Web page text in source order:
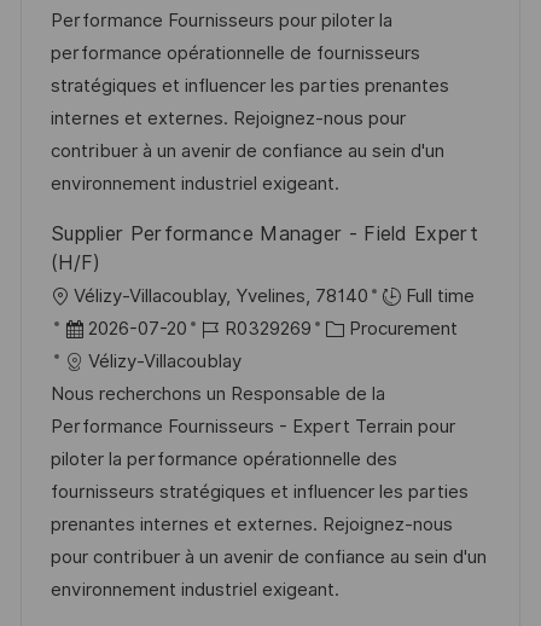
n
g
u
m
d
e
r
V
r
f
e
-
I
D
e
g
o
r
i
e
Performance Fournisseurs pour piloter la
performance opérationnelle de fournisseurs
stratégiques et influencer les parties prenantes
internes et externes. Rejoignez-nous pour
contribuer à un avenir de confiance au sein d'un
environnement industriel exigeant.
Supplier Performance Manager - Field Expert
(H/F)
O
r
t
Vélizy-Villacoublay, Yvelines, 78140
Full time
D
a
t
u
m
d
e
r
V
2026-07-20
J
o
b
-
I
D
R0329269
K
t
e
g
o
r
i
e
Procurement
Vélizy-Villacoublay
Nous recherchons un Responsable de la
Performance Fournisseurs - Expert Terrain pour
piloter la performance opérationnelle des
fournisseurs stratégiques et influencer les parties
prenantes internes et externes. Rejoignez-nous
pour contribuer à un avenir de confiance au sein d'un
environnement industriel exigeant.